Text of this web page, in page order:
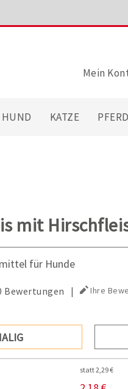
Mein
HUND KATZE PFERD
mit
für Hunde
Bewertungen | Ihre
statt 2,29 €